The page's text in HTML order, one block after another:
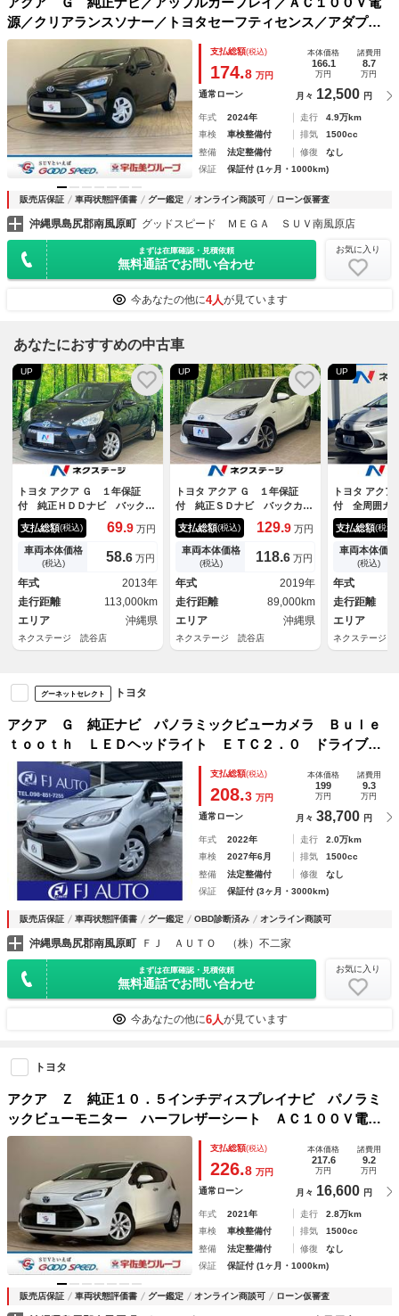
源／クリアランスソナー／トヨタセーフティセンス／アダプテ
ィブクルーズコントロール／オートハイビーム／バックカメラ
／ＥＴＣ／プッシュスタート・スマートキー
支払総額(税込)
174.8 万円
本体価格
166.1
万円
諸費用
8.7
万円
通常ローン 月々 12,500 円
年式 2024年 走行
4.9万km
車検
車検整備付 排気
1500cc
整備
法定整備付 修復
なし
保証
保証付 (1ヶ月・1000km)
販売店保証 車両状態評価書 グー鑑定 オンライン商談可 ローン仮審査
沖縄県島尻郡南風原町 グッドスピード ＭＥＧＡ ＳＵＶ南風原店
まずは在庫確認・見積依頼
無料通話でお問い合わせ
お気に入り
今あなたの他に4人が見ています
あなたにおすすめの中古車
UP
トヨタ アクア Ｇ １年保証
付 純正ＨＤＤナビ バックカ
メラ 禁煙車 スマートキー
ＥＴＣ 純正１５インチアル
ミ オートライト オートエア
コン ＣＤ ＤＶＤ再生 電動
格納ミラー 横滑り防止装置
支払総額(税込) 69.9 万円
車両本体価格
(税込) 58.6 万円
年式
2013年
走行距離
113,000km
エリア
沖縄県
ネクステージ 読谷店
UP
トヨタ アクア Ｇ １年保証
付 純正ＳＤナビ バックカメ
ラ 衝突被害軽減システム 禁
煙車 ドラレコ コーナーセン
サー スマートキー ＬＥＤヘ
ッド ＥＴＣ２．０ クルコ
ン 純正１５インチアルミ オ
ートハイビーム
支払総額(税込) 129.9 万円
車両本体価格
(税込) 118.6 万円
年式
2019年
走行距離
89,000km
エリア
沖縄県
ネクステージ 読谷店
UP
トヨタ アク
付 全周囲カ
減システム
ズ 禁煙車 ハ
ト コーナー
トキー ＬＥ
５ＡＷ オー
線逸脱警報
支払総額(税込)
車両本体価格
(税込)
年式
走行距離
エリア
ネクステージ
グーネットセレクト トヨタ
アクア Ｇ 純正ナビ パノラミックビューカメラ Ｂｕｌｅ
ｔｏｏｔｈ ＬＥＤヘッドライト ＥＴＣ２．０ ドライブレ
コーダー プリクラッシュセーフティ ＢＳＭ ステアリング
リモコン ウインカーミラー
支払総額(税込)
208.3 万円
本体価格
199
万円
諸費用
9.3
万円
通常ローン 月々 38,700 円
年式 2022年 走行
2.0万km
車検
2027年6月 排気
1500cc
整備
法定整備付 修復
なし
保証
保証付 (3ヶ月・3000km)
販売店保証 車両状態評価書 グー鑑定 OBD診断済み オンライン商談可
沖縄県島尻郡南風原町 ＦＪ ＡＵＴＯ （株）不二家
まずは在庫確認・見積依頼
無料通話でお問い合わせ
お気に入り
今あなたの他に6人が見ています
トヨタ
アクア Ｚ 純正１０．５インチディスプレイナビ パノラミ
ックビューモニター ハーフレザーシート ＡＣ１００Ｖ電
源 パワーシート シートヒーター ハンドルヒーター ＥＴ
Ｃ２．０ ＵＳＢ入力端子 ＬＥＤヘッドライト
支払総額(税込)
226.8 万円
本体価格
217.6
万円
諸費用
9.2
万円
通常ローン 月々 16,600 円
年式 2021年 走行
2.8万km
車検
車検整備付 排気
1500cc
整備
法定整備付 修復
なし
保証
保証付 (1ヶ月・1000km)
販売店保証 車両状態評価書 グー鑑定 オンライン商談可 ローン仮審査